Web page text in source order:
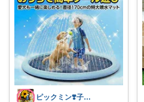
ピックミン❣️子育てパパママ応援グッズ